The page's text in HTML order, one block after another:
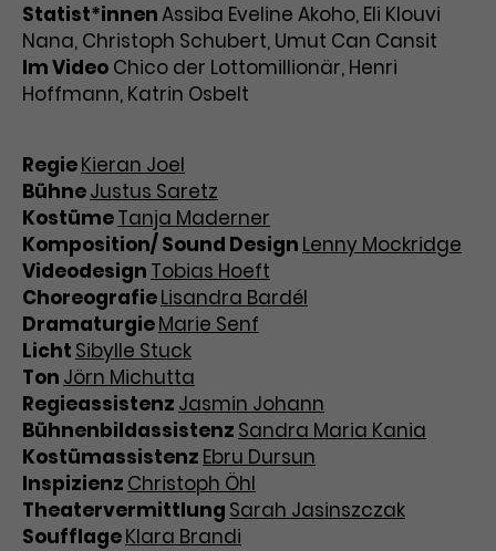
Statist*innenAssiba Eveline Akoho, Eli Klouvi
Nana, Christoph Schubert, Umut Can Cansit
Im Video Chico der Lottomillionär, Henri
Hoffmann, Katrin Osbelt
RegieKieran Joel
BühneJustus Saretz
KostümeTanja Maderner
Komposition/ Sound Design Lenny Mockridge
Videodesign Tobias Hoeft
ChoreografieLisandra Bardél
DramaturgieMarie Senf
Licht Sibylle Stuck
Ton Jörn Michutta
Regieassistenz Jasmin Johann
Bühnenbildassistenz Sandra Maria Kania
Kostümassistenz Ebru Dursun
Inspizienz Christoph Öhl
Theatervermittlung Sarah Jasinszczak
SoufflageKlara Brandi